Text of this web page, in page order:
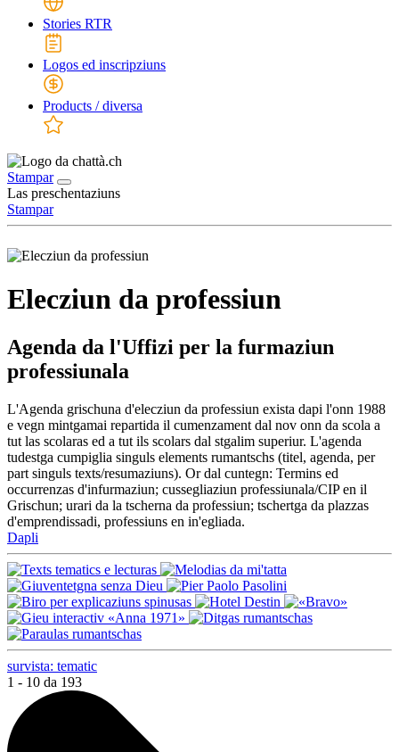
Stories RTR
Logos ed inscripziuns
Products / diversa
Stampar
Las preschentaziuns
Stampar
Elecziun da professiun
Agenda da l'Uffizi per la furmaziun
professiunala
L'Agenda grischuna d'elecziun da professiun exista dapi l'onn 1988
e vegn mintgamai repartida il cumenzament dal nov onn da scola a
tut las scolaras ed a tut ils scolars dal stgalim superiur. L'agenda
tudestga cumpiglia singuls elements rumantschs (titel, agenda, per
part singuls texts/resumaziuns). Or dal cuntegn: Termins ed
occurrenzas d'infurmaziun; cussegliaziun professiunala/CIP en il
Grischun; urari da la tscherna da professiun; tschertga da plazzas
d'emprendissadi, professiuns en in'egliada.
Dapli
survista: tematic
1 - 10 da 193